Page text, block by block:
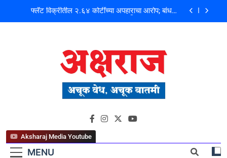
फ्लॅट विक्रीतील २.६४ कोटींच्या अपहाराचा आरोप; बांधकाम
व्यावसायिक दाम्पत्यावर गुन्हा
शिळगावच्या पोलीस पाटलांचे निधन; समाजसेवेचा आधारवड
हरपला!
पहाटे घरफोड्या, दिवसा चोरी; चोरट्यांचा बिडी कामगार परिसरावर
फ्लॅट विक्रीतील २.६४ कोटींच्या अपहाराचा आरोप; बांधकाम
मोशी कचरा डेपो दुर्घटना ! तत्कालीन कार्यकारी अभियंता हरविंदर
सिंग बंसल यांच्या चौकशीची मागणी
शिळगावच्या पोलीस पाटलांचे निधन; समाजसेवेचा आधारवड
अक्षराज न्यूज पोर्टल
MENU
Aksharaj Media Youtube